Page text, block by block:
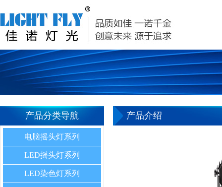
产品分类导航
电脑摇头灯系列
LED摇头灯系列
LED染色灯系列
产品介绍